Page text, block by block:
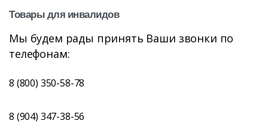
Товарыдля инвалидов
Мы будем рады принять Ваши звонки по
телефонам:
8 (800) 350-58-78
8 (904) 347-38-56